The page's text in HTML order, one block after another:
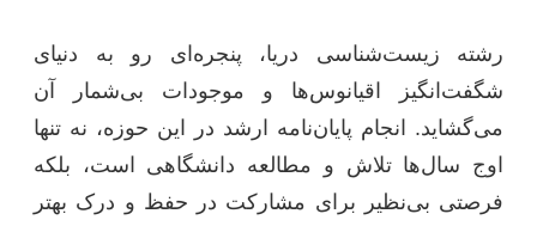
رشته زیست‌شناسی دریا، پنجره‌ای رو به دنیای
شگفت‌انگیز اقیانوس‌ها و موجودات بی‌شمار آن
می‌گشاید. انجام پایان‌نامه ارشد در این حوزه، نه تنها
اوج سال‌ها تلاش و مطالعه دانشگاهی است، بلکه
فرصتی بی‌نظیر برای مشارکت در حفظ و درک بهتر